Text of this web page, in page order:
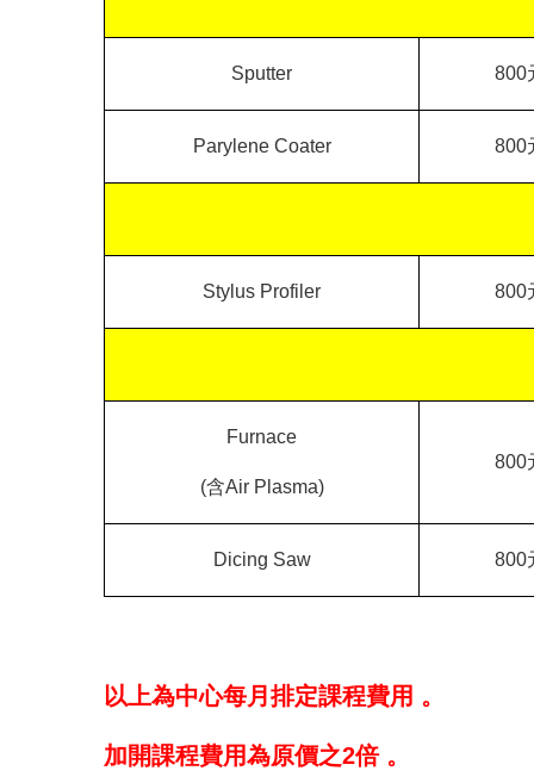
Sputter 800
Parylene Coater 800
Stylus Profiler 800
Furnace
(含Air Plasma)
800
Dicing Saw 800
以上為中心每月排定課程費用 。
加開課程費用為原價之2倍 。